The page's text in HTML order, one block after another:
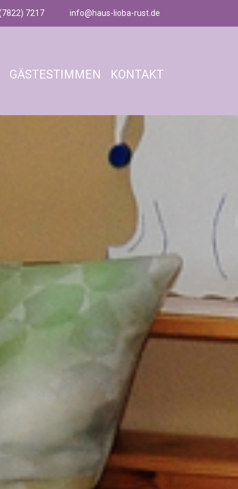
7217 info@haus-lioba-rust.de
GÄSTESTIMMEN KONTAKT